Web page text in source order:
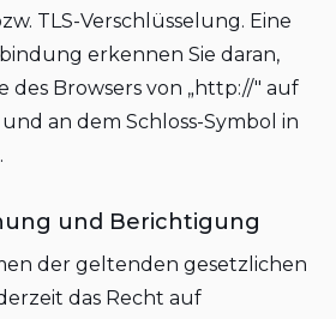
TLS-Verschlüsselung. Eine
erkennen Sie daran,
des Browsers von „http://" auf
an dem Schloss-Symbol in
und Berichtigung
der geltenden gesetzlichen
das Recht auf